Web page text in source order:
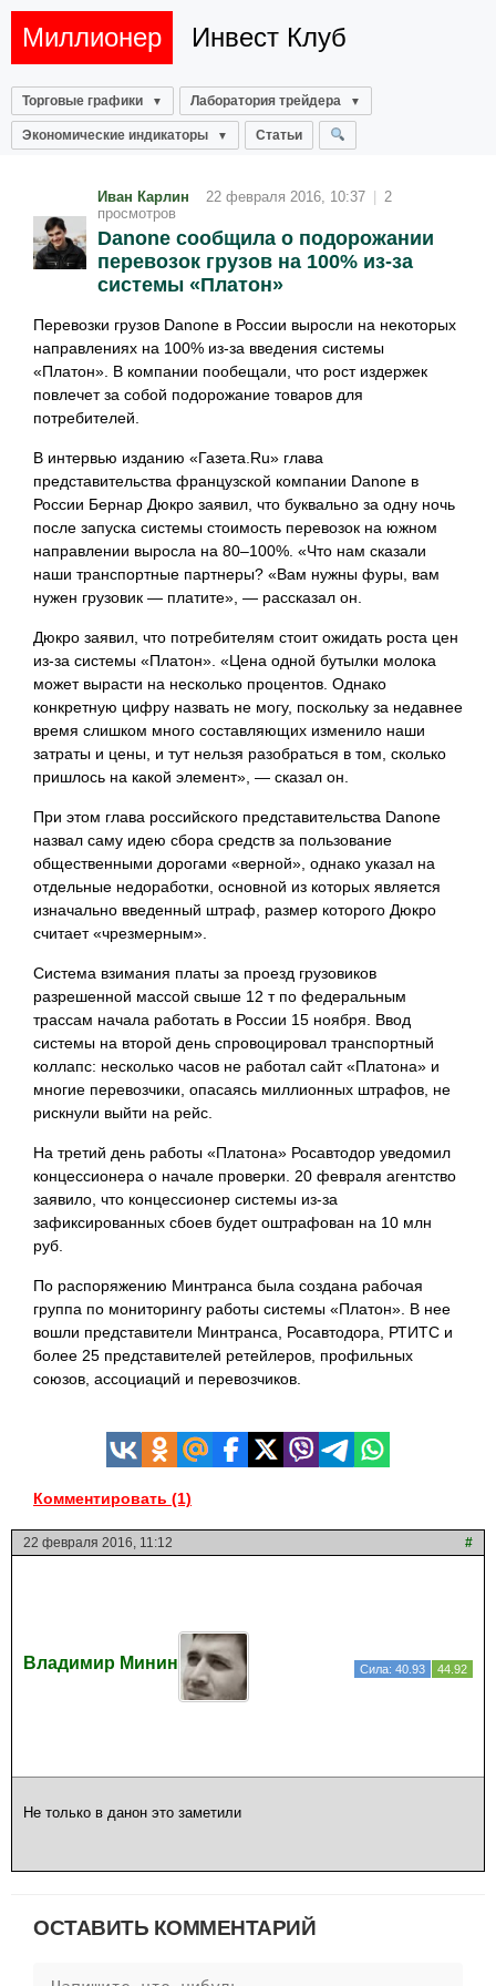
Миллионер Инвест Клуб
Торговые графики Лаборатория трейдера
Экономические индикаторы Статьи
Иван Карлин 22 февраля 2016, 10:37
2
просмотров
Danone сообщила о подорожании
перевозок грузов на 100% из-за
системы «Платон»
Перевозки грузов Danone в России выросли на некоторых
направлениях на 100% из-за введения системы
«Платон». В компании пообещали, что рост издержек
повлечет за собой подорожание товаров для
потребителей.
В интервью изданию «Газета.Ru» глава
представительства французской компании Danone в
России Бернар Дюкро заявил, что буквально за одну ночь
после запуска системы стоимость перевозок на южном
направлении выросла на 80–100%. «Что нам сказали
наши транспортные партнеры? «Вам нужны фуры, вам
нужен грузовик — платите», — рассказал он.
Дюкро заявил, что потребителям стоит ожидать роста цен
из-за системы «Платон». «Цена одной бутылки молока
может вырасти на несколько процентов. Однако
конкретную цифру назвать не могу, поскольку за недавнее
время слишком много составляющих изменило наши
затраты и цены, и тут нельзя разобраться в том, сколько
пришлось на какой элемент», — сказал он.
При этом глава российского представительства Danone
назвал саму идею сбора средств за пользование
общественными дорогами «верной», однако указал на
отдельные недоработки, основной из которых является
изначально введенный штраф, размер которого Дюкро
считает «чрезмерным».
Система взимания платы за проезд грузовиков
разрешенной массой свыше 12 т по федеральным
трассам начала работать в России 15 ноября. Ввод
системы на второй день спровоцировал транспортный
коллапс: несколько часов не работал сайт «Платона» и
многие перевозчики, опасаясь миллионных штрафов, не
рискнули выйти на рейс.
На третий день работы «Платона» Росавтодор уведомил
концессионера о начале проверки. 20 февраля агентство
заявило, что концессионер системы из-за
зафиксированных сбоев будет оштрафован на 10 млн
руб.
По распоряжению Минтранса была создана рабочая
группа по мониторингу работы системы «Платон». В нее
вошли представители Минтранса, Росавтодора, РТИТС и
более 25 представителей ретейлеров, профильных
союзов, ассоциаций и перевозчиков.
Комментировать (1)
22 февраля 2016, 11:12 #
Владимир Минин Сила: 40.93 44.92
Не только в данон это заметили
ОСТАВИТЬ КОММЕНТАРИЙ